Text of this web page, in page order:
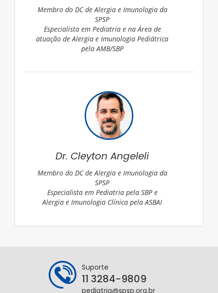
Membro do DC de Alergia e Imunologia da
SPSP
Especialista em Pediatria e na Área de
atuação de Alergia e Imunologia Pediátrica
pela AMB/SBP
Dr. Cleyton Angeleli
Membro do DC de Alergia e Imunologia da
SPSP
Especialista em Pediatria pela SBP e
Alergia e Imunologia Clínica pela ASBAI
Suporte
11 3284-9809
pediatria@spsp.org.br